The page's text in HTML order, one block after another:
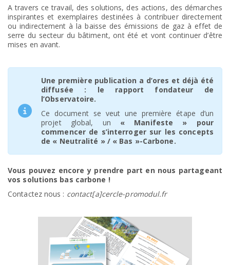
A travers ce travail, des solutions, des actions, des démarches
inspirantes et exemplaires destinées à contribuer directement
ou indirectement à la baisse des émissions de gaz à effet de
serre du secteur du bâtiment, ont été et vont continuer d’être
mises en avant.
Une première publication a d’ores et déjà été
diffusée : le rapport fondateur de
l’Observatoire.
Ce document se veut une première étape d’un
projet global, un « Manifeste » pour
commencer de s’interroger sur les concepts
de « Neutralité » / « Bas »-Carbone.
Vous pouvez encore y prendre part en nous partageant
vos solutions bas carbone !
Contactez nous : contact[a]cercle-promodul.fr